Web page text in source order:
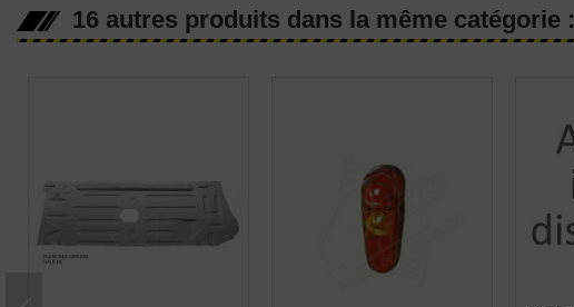
16 autres produits dans la même catégorie :